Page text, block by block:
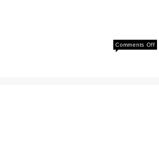
Comments Offon